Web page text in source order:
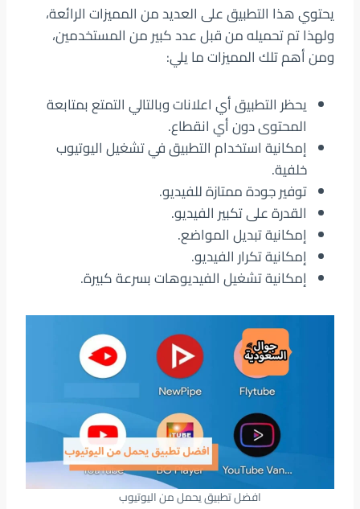
يحتوي هذا التطبيق على العديد من المميزات الرائعة،
ولهذا تم تحميله من قبل عدد كبير من المستخدمين،
ومن أهم تلك المميزات ما يلي:
يحظر التطبيق أي اعلانات وبالتالي التمتع بمتابعة
المحتوى دون أي انقطاع.
إمكانية استخدام التطبيق في تشغيل اليوتيوب
خلفية.
توفير جودة ممتازة للفيديو.
القدرة على تكبير الفيديو.
إمكانية تبديل المواضع.
إمكانية تكرار الفيديو.
إمكانية تشغيل الفيديوهات بسرعة كبيرة.
افضل تطبيق يحمل من اليوتيوب